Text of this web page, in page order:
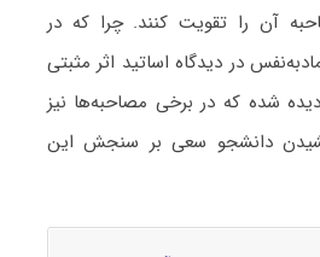
آن را تقویت کنند. چرا که در
در دیدگاه اساتید اثر مثبتی
شده که در برخی مصاحبه‌ها نیز
دانشجو سعی بر سنجش این